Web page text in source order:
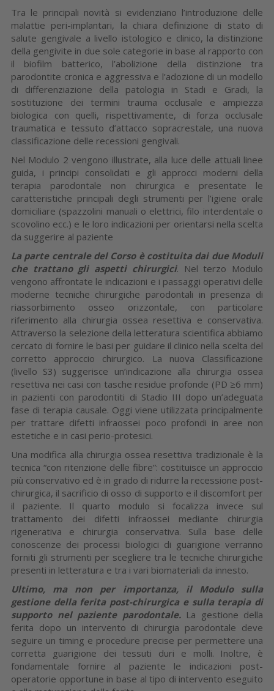
Tra le principali novità si evidenziano l’introduzione delle
malattie peri-implantari, la chiara definizione di stato di
salute gengivale a livello istologico e clinico, la distinzione
della gengivite in due sole categorie in base al rapporto con
il biofilm batterico, l’abolizione della distinzione tra
parodontite cronica e aggressiva e l’adozione di un modello
di differenziazione della patologia in Stadi e Gradi, la
sostituzione dei termini trauma occlusale e ampiezza
biologica con quelli, rispettivamente, di forza occlusale
traumatica e tessuto d’attacco sopracrestale, una nuova
classificazione delle recessioni gengivali.
Nel Modulo 2 vengono illustrate, alla luce delle attuali linee
guida, i principi consolidati e gli approcci moderni della
terapia parodontale non chirurgica e presentate le
caratteristiche principali degli strumenti per l’igiene orale
domiciliare (spazzolini manuali o elettrici, filo interdentale o
scovolino ecc.) e le loro indicazioni per orientarsi nella scelta
da suggerire al paziente
La parte centrale del Corso è costituita dai due Moduli
che trattano gli aspetti chirurgici. Nel terzo Modulo
vengono affrontate le indicazioni e i passaggi operativi delle
moderne tecniche chirurgiche parodontali in presenza di
riassorbimento osseo orizzontale, con particolare
riferimento alla chirurgia ossea resettiva e conservativa.
Attraverso la selezione della letteratura scientifica abbiamo
cercato di fornire le basi per guidare il clinico nella scelta del
corretto approccio chirurgico. La nuova Classificazione
(livello S3) suggerisce un’indicazione alla chirurgia ossea
resettiva nei casi con tasche residue profonde (PD ≥6 mm)
in pazienti con parodontiti di Stadio III dopo un’adeguata
fase di terapia causale. Oggi viene utilizzata principalmente
per trattare difetti infraossei poco profondi in aree non
estetiche e in casi perio-protesici.
Una modifica alla chirurgia ossea resettiva tradizionale è la
tecnica “con ritenzione delle fibre”: costituisce un approccio
più conservativo ed è in grado di ridurre la recessione post-
chirurgica, il sacrificio di osso di supporto e il discomfort per
il paziente. Il quarto modulo si focalizza invece sul
trattamento dei difetti infraossei mediante chirurgia
rigenerativa e chirurgia conservativa. Sulla base delle
conoscenze dei processi biologici di guarigione verranno
forniti gli strumenti per scegliere tra le tecniche chirurgiche
presenti in letteratura e tra i vari biomateriali da innesto.
Ultimo, ma non per importanza, il Modulo sulla
gestione della ferita post-chirurgica e sulla terapia di
supporto nel paziente parodontale.La gestione della
ferita dopo un intervento di chirurgia parodontale deve
seguire un timing e procedure precise per permettere una
corretta guarigione dei tessuti duri e molli. Inoltre, è
fondamentale fornire al paziente le indicazioni post-
operatorie opportune in base al tipo di intervento eseguito